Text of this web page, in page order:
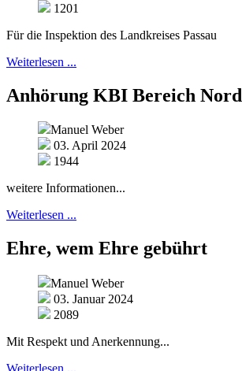
1201
Für die Inspektion des Landkreises Passau
Weiterlesen ...
Anhörung KBI Bereich Nord
Manuel Weber
03. April 2024
1944
weitere Informationen...
Weiterlesen ...
Ehre, wem Ehre gebührt
Manuel Weber
03. Januar 2024
2089
Mit Respekt und Anerkennung...